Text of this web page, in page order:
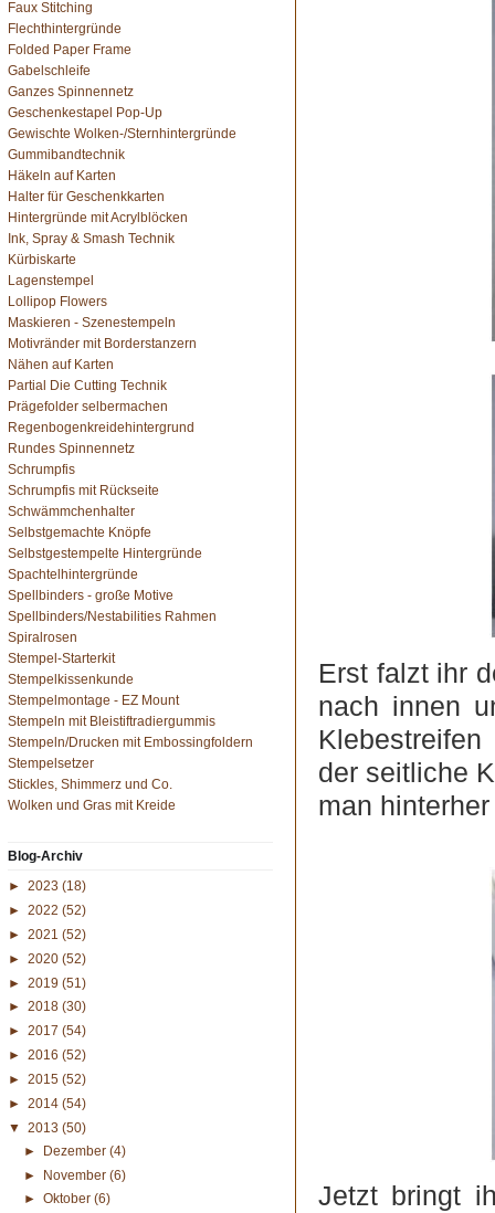
Faux Stitching
Flechthintergründe
Folded Paper Frame
Gabelschleife
Ganzes Spinnennetz
Geschenkestapel Pop-Up
Gewischte Wolken-/Sternhintergründe
Gummibandtechnik
Häkeln auf Karten
Halter für Geschenkkarten
Hintergründe mit Acrylblöcken
Ink, Spray & Smash Technik
Kürbiskarte
Lagenstempel
Lollipop Flowers
Maskieren - Szenestempeln
Motivränder mit Borderstanzern
Nähen auf Karten
Partial Die Cutting Technik
Prägefolder selbermachen
Regenbogenkreidehintergrund
Rundes Spinnennetz
Schrumpfis
Schrumpfis mit Rückseite
Schwämmchenhalter
Selbstgemachte Knöpfe
Selbstgestempelte Hintergründe
Spachtelhintergründe
Spellbinders - große Motive
Spellbinders/Nestabilities Rahmen
Spiralrosen
Stempel-Starterkit
Stempelkissenkunde
Stempelmontage - EZ Mount
Stempeln mit Bleistiftradiergummis
Stempeln/Drucken mit Embossingfoldern
Stempelsetzer
Stickles, Shimmerz und Co.
Wolken und Gras mit Kreide
Blog-Archiv
► 2023 (18)
► 2022 (52)
► 2021 (52)
► 2020 (52)
► 2019 (51)
► 2018 (30)
► 2017 (54)
► 2016 (52)
► 2015 (52)
► 2014 (54)
▼ 2013 (50)
►
Dezember (4)
►
November (6)
► Oktober (6)
Erst falzt ihr
nach innen
der seitliche
man
Jetzt bringt